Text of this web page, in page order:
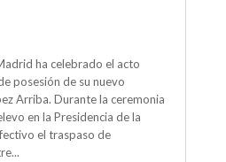
ha celebrado el acto
posesión de su nuevo
Arriba. Durante la ceremonia
en la Presidencia de la
el traspaso de